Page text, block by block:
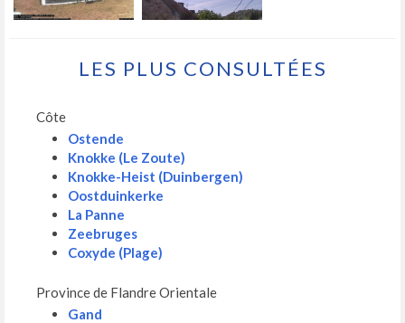
LES PLUS CONSULTÉES
Côte
Ostende
Knokke (Le Zoute)
Knokke-Heist (Duinbergen)
Oostduinkerke
La Panne
Zeebruges
Coxyde (Plage)
Province de Flandre Orientale
Gand